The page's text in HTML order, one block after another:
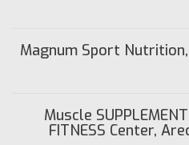
Magnum Sport Nutrition,
Muscle
FITNESS Center,